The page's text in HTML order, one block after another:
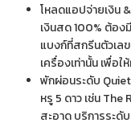
โหลดแอปจ่ายเงิน
เงินสด 100% ต้อง
แบงก์ที่สกรีนตัวเล
เครื่องเท่านั้น เพื่อ
พักผ่อนระดับ
หรู 5 ดาว เช่น
สะอาด บริการระดั